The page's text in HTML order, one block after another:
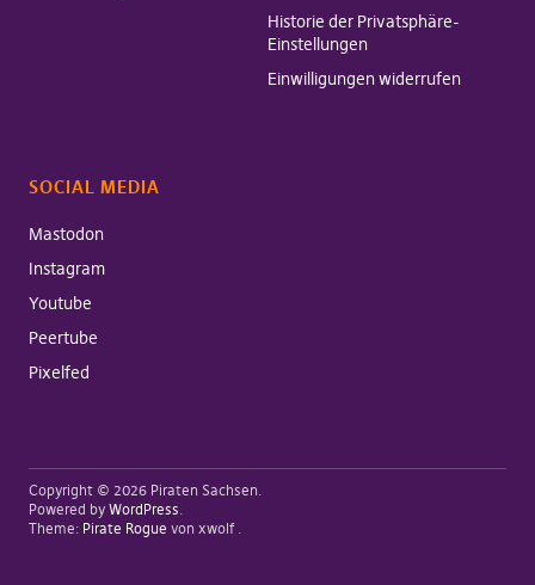
Historie der Privatsphäre-
Einstellungen
Einwilligungen widerrufen
SOCIAL MEDIA
Mastodon
Instagram
Youtube
Peertube
Pixelfed
Copyright © 2026 Piraten Sachsen
Powered by WordPress
Theme: Pirate Rogue von xwolf